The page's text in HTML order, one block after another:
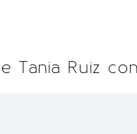
Tania Ruiz